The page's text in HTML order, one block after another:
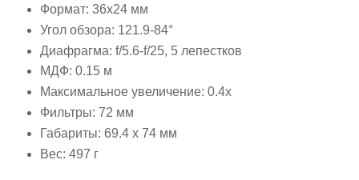
Формат: 36x24 мм
Угол обзора: 121.9-84°
Диафрагма: f/5.6-f/25, 5 лепестков
МДФ: 0.15 м
Максимальное увеличение: 0.4x
Фильтры: 72 мм
Габариты: 69.4 x 74 мм
Вес: 497 г